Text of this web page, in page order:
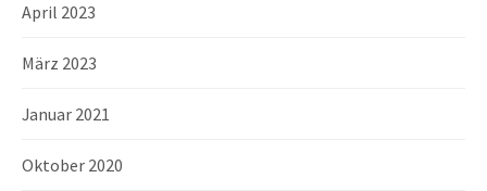
April 2023
März 2023
Januar 2021
Oktober 2020